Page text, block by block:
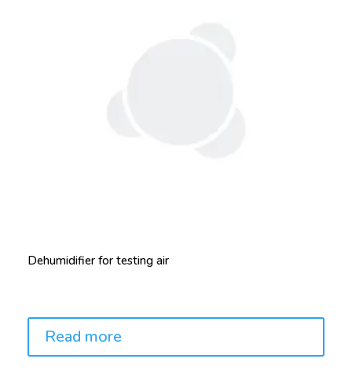
Dehumidifier for testing air
Read more